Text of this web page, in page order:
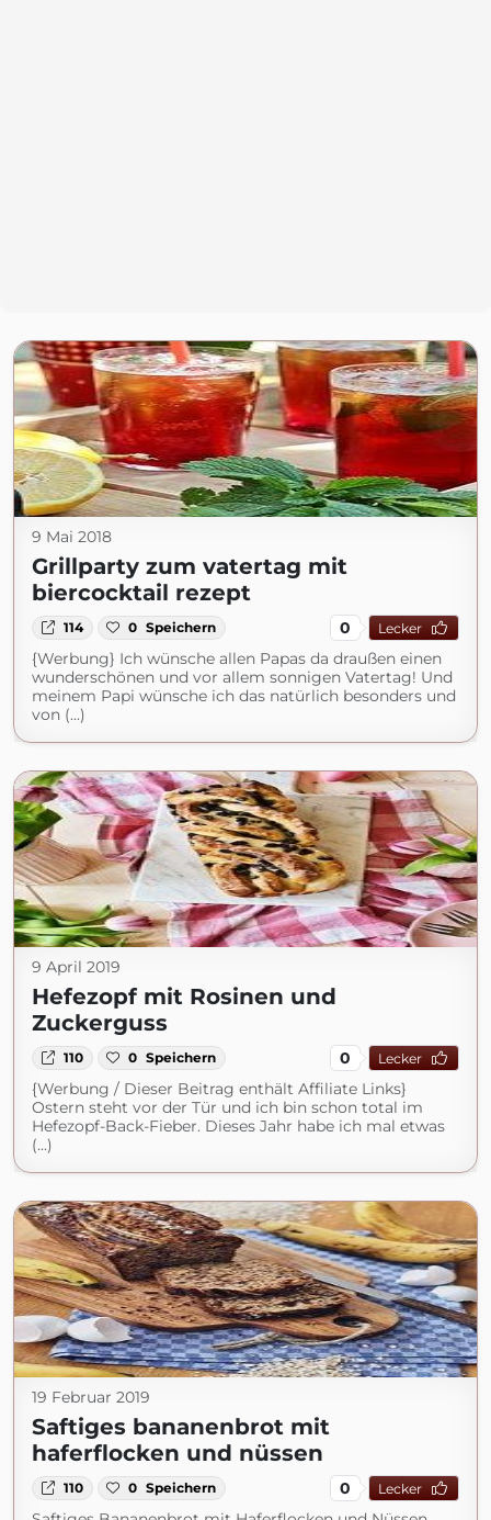
9 Mai 2018
Grillparty zum vatertag mit
biercocktail rezept
114 0 Speichern 0 Lecker
{Werbung} Ich wünsche allen Papas da draußen einen
wunderschönen und vor allem sonnigen Vatertag! Und
meinem Papi wünsche ich das natürlich besonders und
von (...)
9 April 2019
Hefezopf mit Rosinen und
Zuckerguss
110 0 Speichern 0 Lecker
{Werbung / Dieser Beitrag enthält Affiliate Links}
Ostern steht vor der Tür und ich bin schon total im
Hefezopf-Back-Fieber. Dieses Jahr habe ich mal etwas
(...)
19 Februar 2019
Saftiges bananenbrot mit
haferflocken und nüssen
110 0 Speichern 0 Lecker